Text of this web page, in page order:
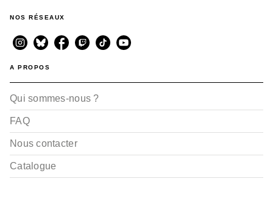
NOS RÉSEAUX
A PROPOS
Qui sommes-nous ?
FAQ
Nous contacter
Catalogue